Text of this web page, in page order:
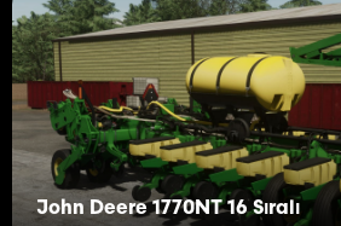
John Deere 1770NT 16 Sıralı